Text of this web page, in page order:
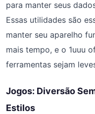
para manter seus
Essas utilidades são
manter seu aparelho
mais tempo, e o 1uuu
ferramentas sejam
Jogos: Diversão
Estilos